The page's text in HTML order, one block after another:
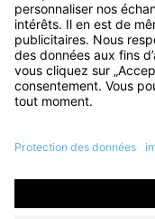
Informations
Aide & Contact